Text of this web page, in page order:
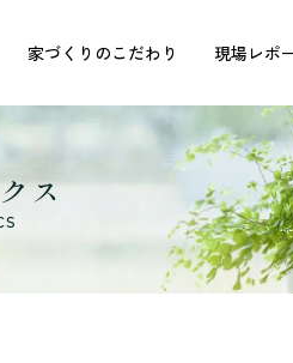
家づくりのこだわり 現場レポ
ス